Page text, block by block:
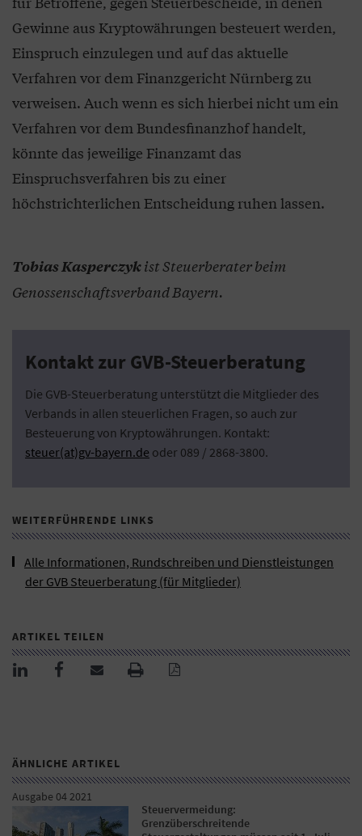
Gewinne aus Kryptowährungen besteuert werden,
Einspruch einzulegen und auf das aktuelle
Verfahren vor dem Finanzgericht Nürnberg zu
verweisen. Auch wenn es sich hierbei nicht um ein
Verfahren vor dem Bundesfinanzhof handelt,
könnte das jeweilige Finanzamt das
Einspruchsverfahren bis zu einer
höchstrichterlichen Entscheidung ruhen lassen.
Tobias Kasperczykist Steuerberater beim
Genossenschaftsverband Bayern.
Kontakt zur GVB-Steuerberatung
Die GVB-Steuerberatung unterstützt die Mitglieder des
Verbands in allen steuerlichen Fragen, so auch zur
Besteuerung von Kryptowährungen. Kontakt:
steuer(at)gv-bayern.de oder 089 / 2868-3800.
WEITERFÜHRENDE LINKS
Alle Informationen, Rundschreiben und Dienstleistungen
der GVB Steuerberatung (für Mitglieder)
ARTIKEL TEILEN
ÄHNLICHE ARTIKEL
Ausgabe 04 2021
Steuervermeidung:
Grenzüberschreitende